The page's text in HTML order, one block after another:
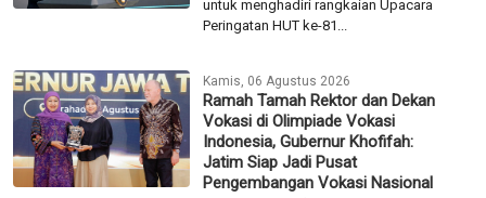
Polisi Usut Asal Senjata Api dan Air Gun yang
Kamis, 06 Agustus 2026
Nasional Lainnya